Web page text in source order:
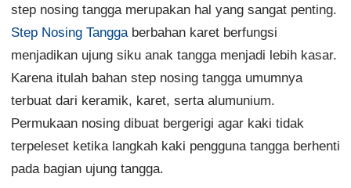
step nosing tangga merupakan hal yang sangat penting.
Step Nosing Tanggaberbahan karet berfungsi
menjadikan ujung siku anak tangga menjadi lebih kasar.
Karena itulah bahan step nosing tangga umumnya
terbuat dari keramik, karet, serta alumunium.
Permukaan nosing dibuat bergerigi agar kaki tidak
terpeleset ketika langkah kaki pengguna tangga berhenti
pada bagian ujung tangga.